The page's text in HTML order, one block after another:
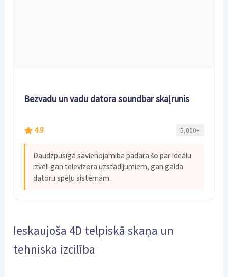
Bezvadu un vadu datora soundbar skaļrunis
4.9 5,000+
Daudzpusīgā savienojamība padara šo par ideālu
izvēli gan televizora uzstādījumiem, gan galda
datoru spēļu sistēmām.
Ieskaujoša 4D telpiskā skaņa un
tehniska izcilība